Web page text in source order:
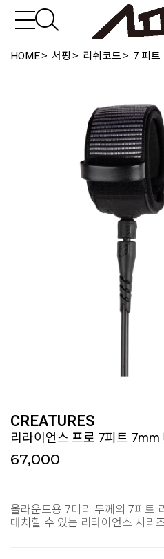
HOME 서핑 리쉬코드 7 피트
CREATURES
리라이언스 프로 7피트 7mm
67,000
올라운드용 7미리 두께의 7피트
대처할 수 있는 리라이언스 시리